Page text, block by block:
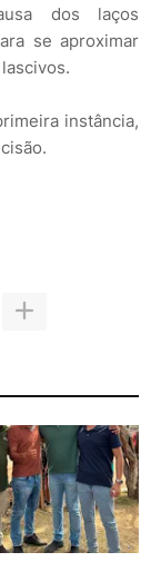
dos laços
se aproximar
instância,